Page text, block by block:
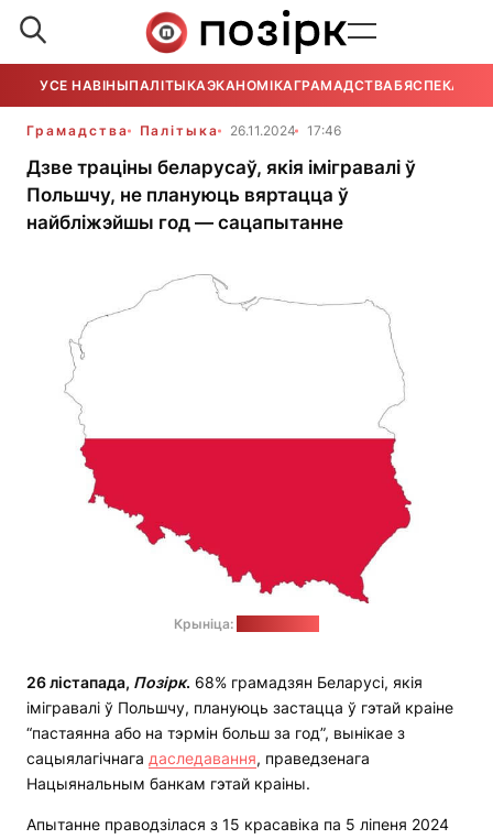
УСЕ НАВІНЫПАЛІТЫКАЭКАНОМІКАГРАМАДСТВАБЯСПЕКА
Грамадства Палітыка 26.11.2024 17:46
Дзве траціны беларусаў, якія імігравалі ў
Польшчу, не плануюць вяртацца ў
найбліжэйшы год — сацапытанне
Крыніца:
26 лістапада, Позірк. 68% грамадзян Беларусі, якія
імігравалі ў Польшчу, плануюць застацца ў гэтай краіне
“пастаянна або на тэрмін больш за год”, вынікае з
сацыялагічнага даследавання, праведзенага
Нацыянальным банкам гэтай краіны.
Апытанне праводзілася з 15 красавіка па 5 ліпеня 2024